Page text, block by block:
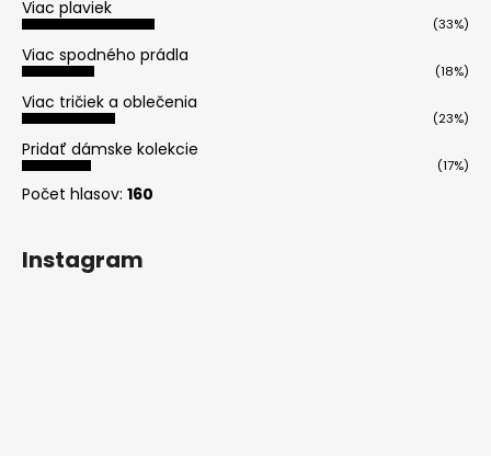
Viac plaviek
(33%)
Viac spodného prádla
(18%)
Viac tričiek a oblečenia
(23%)
Pridať dámske kolekcie
(17%)
Počet hlasov: 160
Instagram